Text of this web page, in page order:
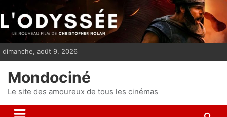
i
p
t
n
dimanche, août 9, 2026
Mondociné
Le site des amoureux de tous les cinémas